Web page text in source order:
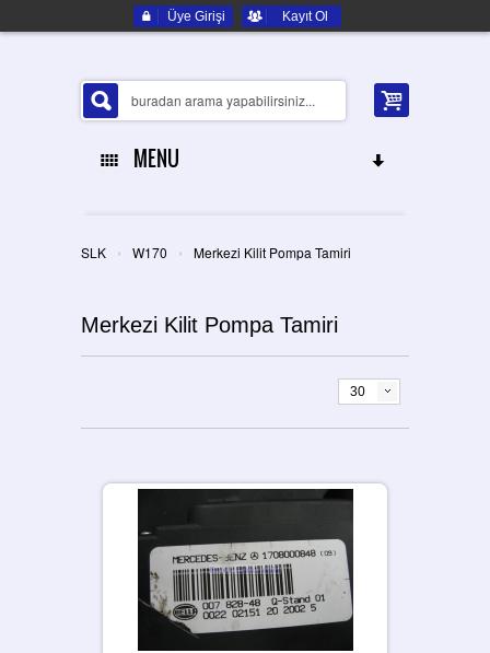
Üye Girişi Kayıt Ol
MENU
ELEKTRONIK YEDEK PARÇA
SLK › W170 › Merkezi Kilit Pompa Tamiri
Merkezi Kilit Pompa Tamiri
30